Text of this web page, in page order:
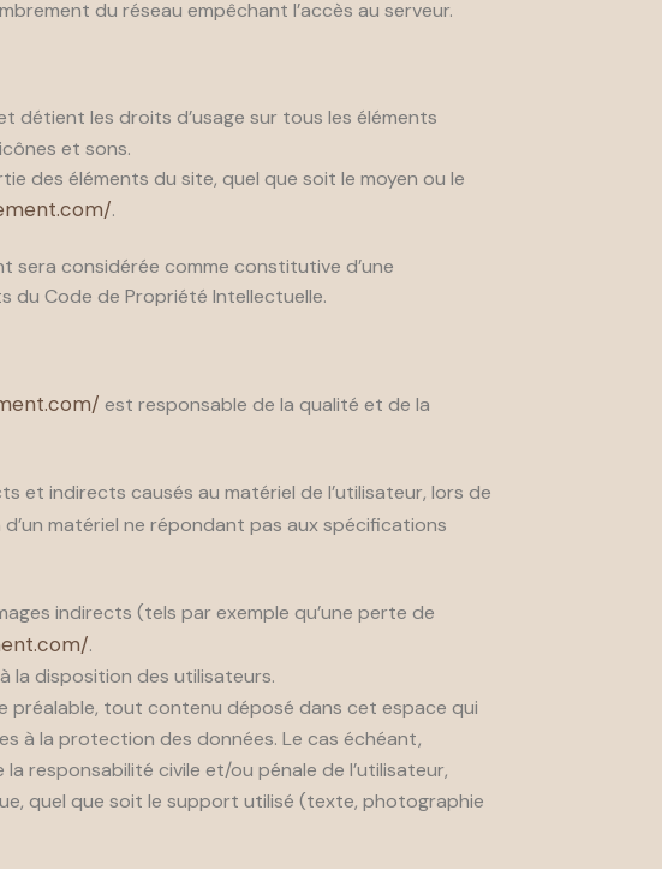
du réseau empêchant l’accès au serveur.
les droits d’usage sur tous les éléments
et sons.
des éléments du site, quel que soit le moyen ou le
.
sera considérée comme constitutive d’une
du Code de Propriété Intellectuelle.
est responsable de la qualité et de la
et indirects causés au matériel de l’utilisateur, lors de
matériel ne répondant pas aux spécifications
indirects (tels par exemple qu’une perte de
.
la disposition des utilisateurs.
préalable, tout contenu déposé dans cet espace qui
à la protection des données. Le cas échéant,
responsabilité civile et/ou pénale de l’utilisateur,
quel que soit le support utilisé (texte, photographie